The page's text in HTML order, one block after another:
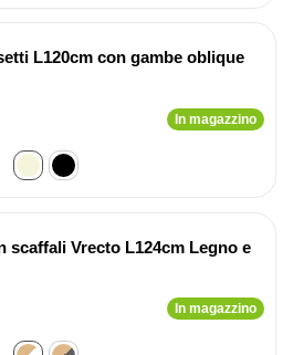
L120cm con gambe oblique
In magazzino
scaffali Vrecto L124cm Legno e
In magazzino